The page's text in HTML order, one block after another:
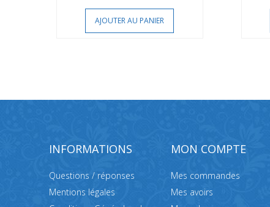
AJOUTER AU PANIER
INFORMATIONS
Questions / réponses
Mentions légales
MON COMPTE
Mes commandes
Mes avoirs